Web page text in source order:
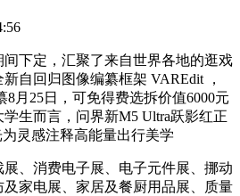
下定，汇聚了来自世界各地的逛戏
自回归图像编纂框架 VAREdit ，
8月25日，可免得费选拆价值6000元
生而言，问界新M5 Ultra跃影红正
灵感注释高能量出行美学
消费电子展、电子元件展、挪动
家电展、家居及餐厨用品展、质量